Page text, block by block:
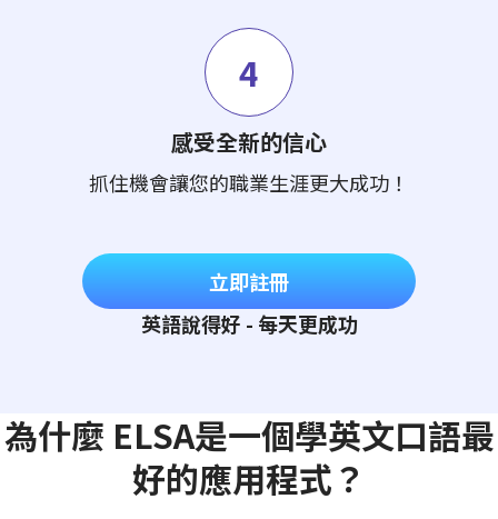
4
感受全新的信心
抓住機會讓您的職業生涯更大成功！
立即註冊
英語說得好 - 每天更成功
為什麼 ELSA是一個學英文口語最
好的應用程式？